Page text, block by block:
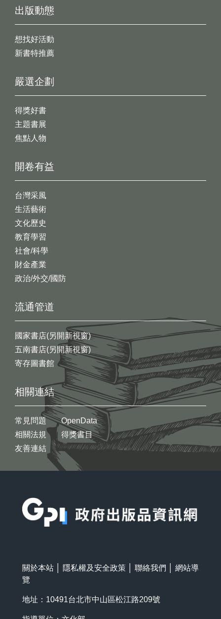
出版動態
想找好活動
新書特推薦
開卷有益
台灣采風
生活藝術
文化歷史
教育學習
社會/科學
財金產業
政治/外交/國防
嚴選企劃
得獎好書
主題書展
焦點人物
流通管道
國家書店(另開新視窗)
五南書店(另開新視窗)
寄存圖書館
相關連結
常見問題
相關法規
友善連結
OpenData
得獎書目
關於本站 隱私權及安全政策 聯絡我們
網站導
覽
地址：10491台北市中山區松江路209號